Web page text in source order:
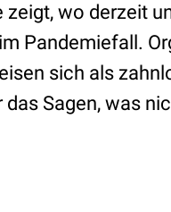
wo derzeit
Pandemiefall.
sich als
Sagen, was